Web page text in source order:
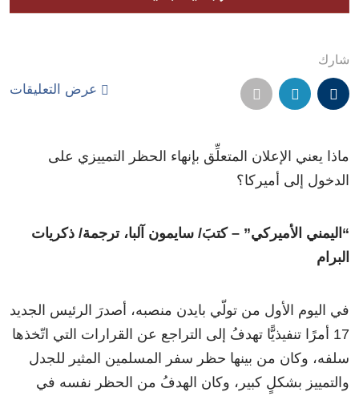
شارك
عرض التعليقات
ماذا يعني الإعلان المتعلِّق بإنهاء الحظر التمييزي على
الدخول إلى أميركا؟
“اليمني الأميركي” – كتبَ/ سايمون آلبا، ترجمة/ ذكريات
البرام
في اليوم الأول من تولّي بايدن منصبه، أصدرَ الرئيس الجديد
17 أمرًا تنفيذيًّا تهدفُ إلى التراجع عن القرارات التي اتّخذها
سلفه، وكان من بينها حظر سفر المسلمين المثير للجدل
والتمييز بشكلٍ كبير، وكان الهدفُ من الحظر نفسه في